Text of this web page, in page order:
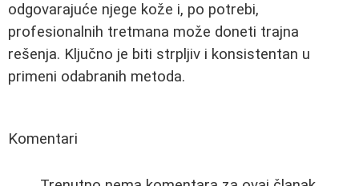
odgovarajuće njege kože i, po potrebi,
profesionalnih tretmana može doneti trajna
rešenja. Ključno je biti strpljiv i konsistentan u
primeni odabranih metoda.
Komentari